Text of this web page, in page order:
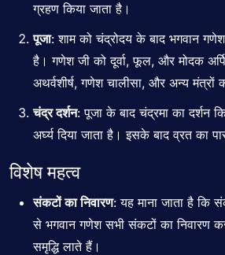
ग्रहण किया जाता है।
पूजा: शाम को चंद्रोदय के बाद भगवान
है। गणेश जी को दूर्वा, फूल, और मोदक
अथर्वशीर्ष, गणेश चालीसा, और अन्य मंत्रों
चंद्र दर्शन: पूजा के बाद चंद्रमा का दर्शन
अर्घ्य दिया जाता है। इसके बाद व्रत का
विशेष महत्व
संकटों का निवारण: यह माना जाता है कि
से भगवान गणेश सभी संकटों का निवारण
समृद्धि लाते हैं।